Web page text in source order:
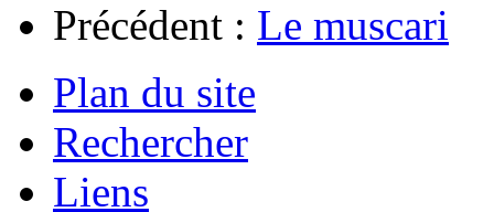
Précédent : Le muscari
Plan du site
Rechercher
Liens